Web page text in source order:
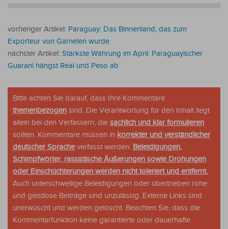
vorheriger Artikel: Paraguay: Das Binnenland, das zum
Exporteur von Garnelen wurde
nächster Artikel: Stärkste Währung im April: Paraguayischer
Guaraní hängst Real und Peso ab
Bitte achten Sie darauf, dass Ihre Kommentare
themenbezogen sind. Die Verantwortung für den Inhalt liegt
allein bei den Verfassern, die sachlich und klar formulieren
sollten. Kommentare müssen in korrekter und verständlicher
deutscher Spracheverfasst werden. Beleidigungen,
Schimpfwörter, rassistische Äußerungen sowie Drohungen
oder Einschüchterungen werden nicht toleriert und entfernt.
Auch unterschwellige Beleidigungen oder übertrieben rohe
und geistlose Beiträge sind unzulässig. Externe Links sind
unerwüscht und werden gelöscht. Beachten Sie, dass die
Kommentarfunktion keine garantierte oder dauerhafte